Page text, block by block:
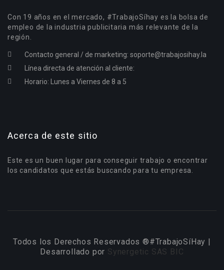
Con 19 años en el mercado, #TrabajoSíhay es la bolsa de
empleo de la industria publicitaria más relevante de la
región.
Contacto general / de marketing: soporte@trabajosihay.la
Línea directa de atención al cliente:
Horario: Lunes a Viernes de 8 a 5
Acerca de este sitio
Este es un buen lugar para conseguir trabajo o encontrar
los candidatos que estás buscando para tu empresa.
Todos los Derechos Reservados ®#TrabajoSíHay |
Desarrollado por Synergetic SAS BIC